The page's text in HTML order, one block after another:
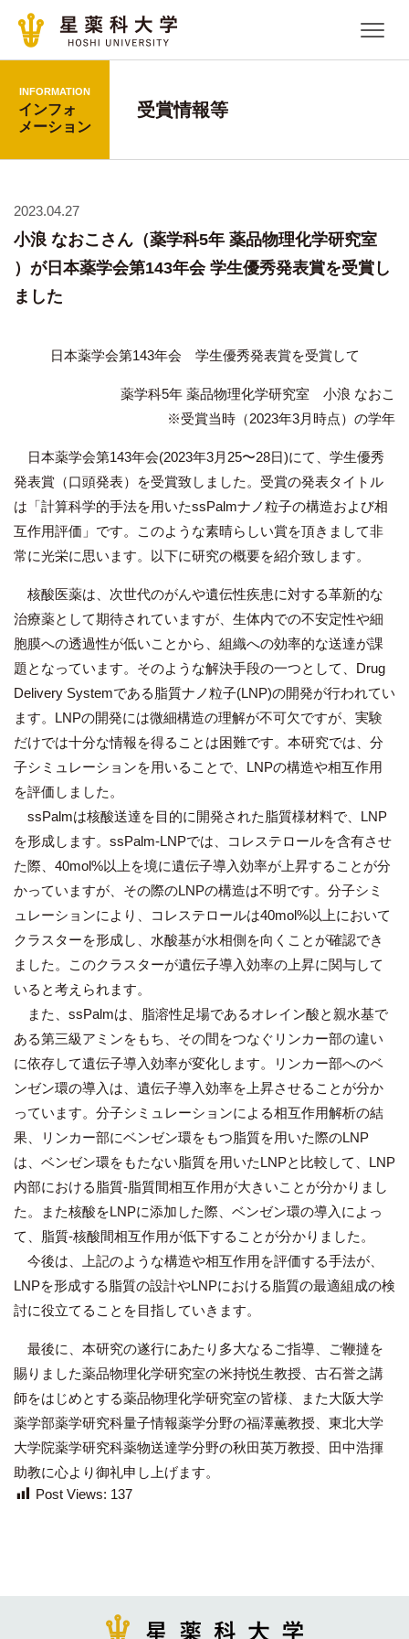
INFORMATION
インフォ
メーション
受賞情報等
2023.04.27
小浪 なおこさん（薬学科5年 薬品物理化学研究室
）が日本薬学会第143年会 学生優秀発表賞を受賞し
ました
日本薬学会第143年会 学生優秀発表賞を受賞して
薬学科5年 薬品物理化学研究室 小浪 なおこ
※受賞当時（2023年3月時点）の学年
日本薬学会第143年会(2023年3月25〜28日)にて、学生優秀
発表賞（口頭発表）を受賞致しました。受賞の発表タイトル
は「計算科学的手法を用いたssPalmナノ粒子の構造および相
互作用評価」です。このような素晴らしい賞を頂きまして非
常に光栄に思います。以下に研究の概要を紹介致します。
核酸医薬は、次世代のがんや遺伝性疾患に対する革新的な
治療薬として期待されていますが、生体内での不安定性や細
胞膜への透過性が低いことから、組織への効率的な送達が課
題となっています。そのような解決手段の一つとして、Drug
Delivery Systemである脂質ナノ粒子(LNP)の開発が行われてい
ます。LNPの開発には微細構造の理解が不可欠ですが、実験
だけでは十分な情報を得ることは困難です。本研究では、分
子シミュレーションを用いることで、LNPの構造や相互作用
を評価しました。
ssPalmは核酸送達を目的に開発された脂質様材料で、LNP
を形成します。ssPalm-LNPでは、コレステロールを含有させ
た際、40mol%以上を境に遺伝子導入効率が上昇することが分
かっていますが、その際のLNPの構造は不明です。分子シミ
ュレーションにより、コレステロールは40mol%以上において
クラスターを形成し、水酸基が水相側を向くことが確認でき
ました。このクラスターが遺伝子導入効率の上昇に関与して
いると考えられます。
また、ssPalmは、脂溶性足場であるオレイン酸と親水基で
ある第三級アミンをもち、その間をつなぐリンカー部の違い
に依存して遺伝子導入効率が変化します。リンカー部へのベ
ンゼン環の導入は、遺伝子導入効率を上昇させることが分か
っています。分子シミュレーションによる相互作用解析の結
果、リンカー部にベンゼン環をもつ脂質を用いた際のLNP
は、ベンゼン環をもたない脂質を用いたLNPと比較して、LNP
内部における脂質-脂質間相互作用が大きいことが分かりまし
た。また核酸をLNPに添加した際、ベンゼン環の導入によっ
て、脂質-核酸間相互作用が低下することが分かりました。
今後は、上記のような構造や相互作用を評価する手法が、
LNPを形成する脂質の設計やLNPにおける脂質の最適組成の検
討に役立てることを目指していきます。
最後に、本研究の遂行にあたり多大なるご指導、ご鞭撻を
賜りました薬品物理化学研究室の米持悦生教授、古石誉之講
師をはじめとする薬品物理化学研究室の皆様、また大阪大学
薬学部薬学研究科量子情報薬学分野の福澤薫教授、東北大学
大学院薬学研究科薬物送達学分野の秋田英万教授、田中浩揮
助教に心より御礼申し上げます。
Post Views: 137